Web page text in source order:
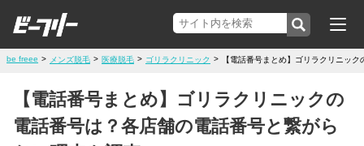
be freee > メンズ脱毛 > 医療脱毛 > ゴリラクリニック > 【電話番号まとめ】ゴリラクリニッ
【電話番号まとめ】ゴリラクリニックの
電話番号は？各店舗の電話番号と繋がら